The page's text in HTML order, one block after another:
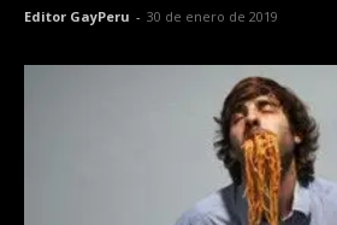
Editor GayPeru - 30 de enero de 2019